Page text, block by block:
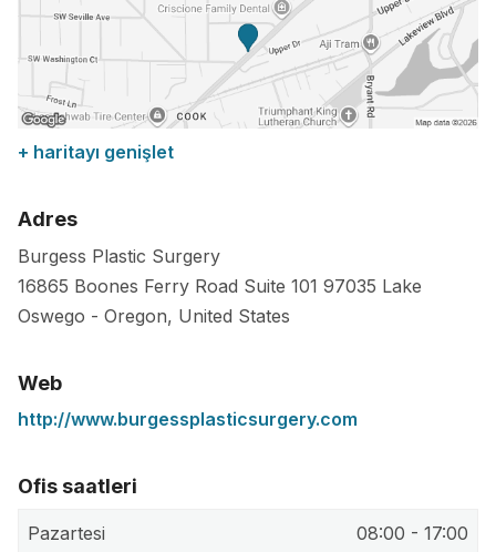
+ haritayı genişlet
Adres
Burgess Plastic Surgery
16865 Boones Ferry Road Suite 101 97035 Lake
Oswego - Oregon, United States
Web
http://www.burgessplasticsurgery.com
Ofis saatleri
Pazartesi 08:00 - 17:00